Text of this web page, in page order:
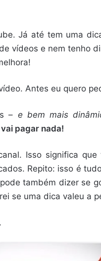
Já até tem uma
vídeos e nem tenho
Antes eu quero
– e bem mais
pagar nada!
Isso significa
Repito: isso é
também dizer se
se uma dica valeu a